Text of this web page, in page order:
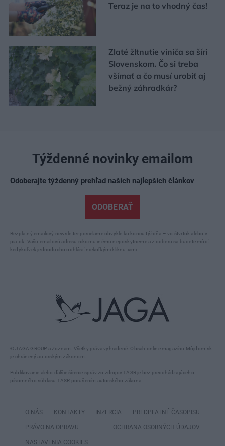
Teraz je na to vhodný čas!
Zlaté žltnutie viniča sa šíri
Slovenskom. Čo si treba
všímať a čo musí urobiť aj
bežný záhradkár?
© JAGA GROUP a Zoznam. Všetky práva vyhradené. Obsah online magazínu Môjdom.sk
je chránený autorským zákonom.
Publikovanie alebo ďalšie šírenie správ zo zdrojov TASR je bez predchádzajúceho
písomného súhlasu TASR porušením autorského zákona.
Týždenné novinky emailom
Odoberajte týždenný prehľad našich najlepších článkov
ODOBERAŤ
Bezplatný emailový newsletter posielame obvykle ku koncu týždňa – vo štvrtok alebo v
piatok. Vašu emailovú adresu nikomu inému neposkytneme a z odberu sa budete môcť
kedykoľvek jednoducho odhlásiť niekoľkými kliknutiami.
O NÁS KONTAKTY INZERCIA PREDPLATNÉ ČASOPISU
PRÁVO NA OPRAVU OCHRANA OSOBNÝCH ÚDAJOV
NASTAVENIA COOKIES